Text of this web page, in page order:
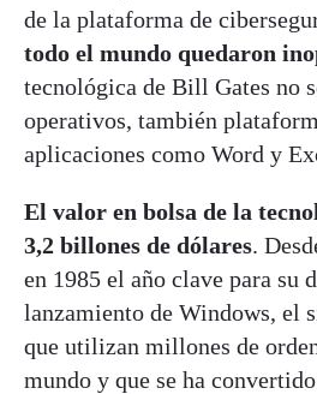
de la plataforma de
todo el mundo quedaron
tecnológica de Bill Gates no
operativos, también
aplicaciones como Word y
El valor en bolsa de la
3,2 billones de dólares.
en 1985 el año clave para su
lanzamiento de Windows, el
que utilizan millones de
mundo y que se ha